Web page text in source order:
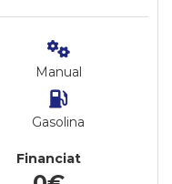
Manual
Gasolina
Financiat